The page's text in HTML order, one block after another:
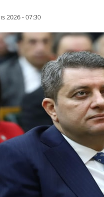
2026 - 07:30